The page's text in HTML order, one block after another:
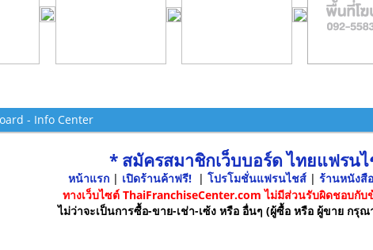
- Info Center
* สมัครสมาชิกเว็บบอร์ด ไทยแฟรนไ
หน้าแรก| เปิดร้านค้าฟรี! | โปรโมชั่นแฟรนไชส์ | ร้านหนังสื
ทางเว็บไซต์ ThaiFranchiseCenter.com ไม่มีส่วนรับผิดชอบกับ
ไม่ว่าจะเป็นการซื้อ-ขาย-เช่า-เซ้ง หรือ อื่นๆ (ผู้ซื้อ หรือ ผู้ขาย ก